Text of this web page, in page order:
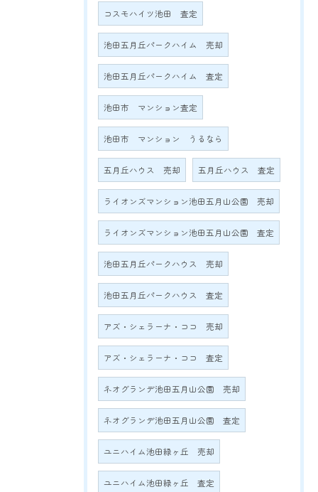
コスモハイツ池田 査定
池田五月丘パークハイム 売却
池田五月丘パークハイム 査定
池田市 マンション査定
池田市 マンション うるなら
五月丘ハウス 売却 五月丘ハウス 査定
ライオンズマンション池田五月山公園 売却
ライオンズマンション池田五月山公園 査定
池田五月丘パークハウス 売却
池田五月丘パークハウス 査定
アズ・シェラーナ・ココ 売却
アズ・シェラーナ・ココ 査定
ネオグランデ池田五月山公園 売却
ネオグランデ池田五月山公園 査定
ユニハイム池田緑ヶ丘 売却
ユニハイム池田緑ヶ丘 査定